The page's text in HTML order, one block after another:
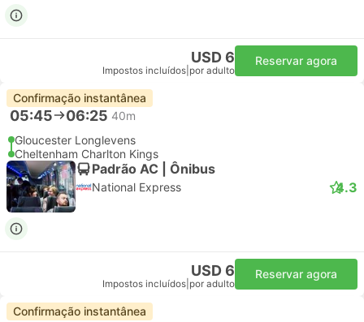
USD 6
Impostos incluídos por adulto
Reservar agora
Confirmação instantânea
05:45 06:25 40m
Gloucester Longlevens
Cheltenham Charlton Kings
Padrão AC | Ônibus
National Express 4.3
USD 6
Impostos incluídos por adulto
Reservar agora
Confirmação instantânea